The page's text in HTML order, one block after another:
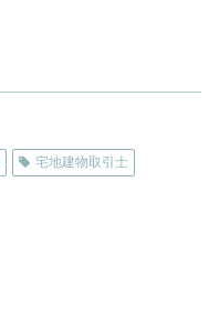
宅地建物取引士